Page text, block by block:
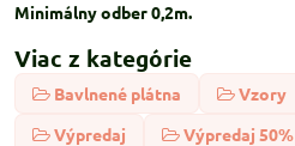
Minimálny odber 0,2m.
Viac z kategórie
Bavlnené plátna Vzory
Výpredaj
Výpredaj 50%